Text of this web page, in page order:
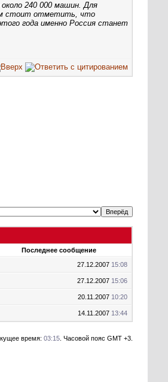
240 000 машин. Для
стоит отметить, что
года именно Россия станет
Последнее сообщение
27.12.2007 15:08
27.12.2007 15:06
20.11.2007 10:20
14.11.2007 13:44
время: 03:15 . Часовой пояс GMT +3.